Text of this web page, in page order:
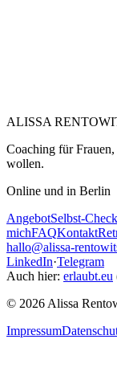
ALISSA
Coaching für
wollen.
Online und in Berlin
AngebotSelbst-Check
michFAQKontakt
hallo@alissa-
LinkedIn·Telegram
Auch hier: erlaubt.eu
© 2026 Alissa
Impressum